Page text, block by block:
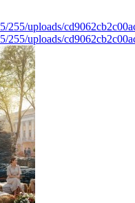
255/uploads/
255/uploads/